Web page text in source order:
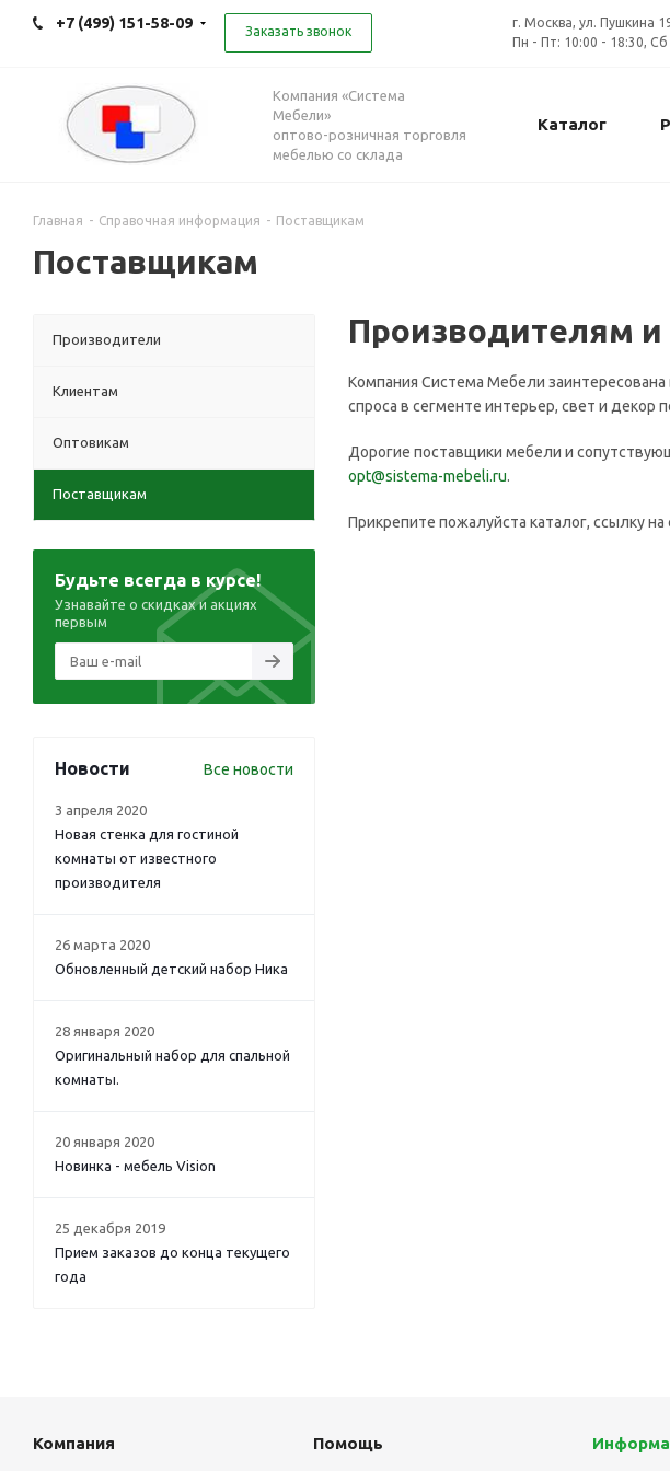
+7 (499) 151-58-09 Заказать звонок
г. Москва, ул. Пушкина
Пн - Пт: 10:00 - 18:30,
Компания «Система
Мебели»
оптово-розничная торговля
мебелью со склада
Каталог
Главная - Справочная информация - Поставщикам
Поставщикам
Производителям
Компания Система Мебели
спроса в сегменте интерьер, свет и
Дорогие поставщики мебели и
opt@sistema-mebeli.ru.
Прикрепите пожалуйста каталог, ссылку
Производители
Клиентам
Оптовикам
Поставщикам
Будьте всегда в курсе!
Узнавайте о скидках и акциях
первым
Новости Все новости
3 апреля 2020
Новая стенка для гостиной
комнаты от известного
производителя
26 марта 2020
Обновленный детский набор Ника
28 января 2020
Оригинальный набор для спальной
комнаты.
20 января 2020
Новинка - мебель Vision
25 декабря 2019
Прием заказов до конца текущего
года
Компания Помощь